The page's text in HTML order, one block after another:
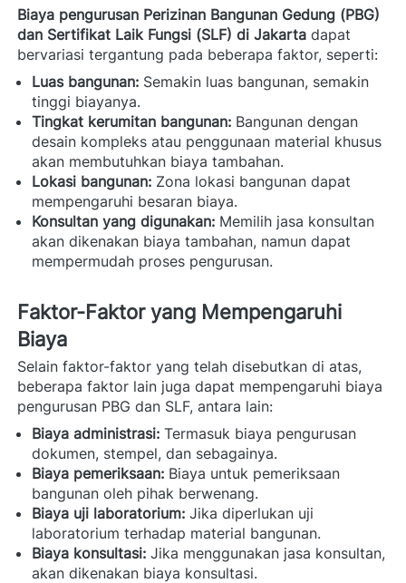
Biaya pengurusan Perizinan Bangunan Gedung (PBG)
dan Sertifikat Laik Fungsi (SLF) di Jakarta dapat
bervariasi tergantung pada beberapa faktor, seperti:
Luas bangunan: Semakin luas bangunan, semakin
tinggi biayanya.
Tingkat kerumitan bangunan: Bangunan dengan
desain kompleks atau penggunaan material khusus
akan membutuhkan biaya tambahan.
Lokasi bangunan: Zona lokasi bangunan dapat
mempengaruhi besaran biaya.
Konsultan yang digunakan: Memilih jasa konsultan
akan dikenakan biaya tambahan, namun dapat
mempermudah proses pengurusan.
Faktor-Faktor yang Mempengaruhi
Biaya
Selain faktor-faktor yang telah disebutkan di atas,
beberapa faktor lain juga dapat mempengaruhi biaya
pengurusan PBG dan SLF, antara lain:
Biaya administrasi: Termasuk biaya pengurusan
dokumen, stempel, dan sebagainya.
Biaya pemeriksaan: Biaya untuk pemeriksaan
bangunan oleh pihak berwenang.
Biaya uji laboratorium: Jika diperlukan uji
laboratorium terhadap material bangunan.
Biaya konsultasi: Jika menggunakan jasa konsultan,
akan dikenakan biaya konsultasi.